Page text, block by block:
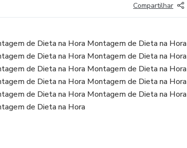
Compartilhar
de Dieta na Hora Montagem de Dieta na Hora
de Dieta na Hora Montagem de Dieta na Hora
de Dieta na Hora Montagem de Dieta na Hora
de Dieta na Hora Montagem de Dieta na Hora
de Dieta na Hora Montagem de Dieta na Hora
de Dieta na Hora